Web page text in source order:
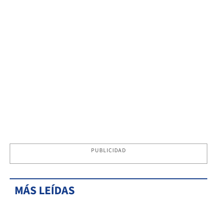
PUBLICIDAD
MÁS LEÍDAS